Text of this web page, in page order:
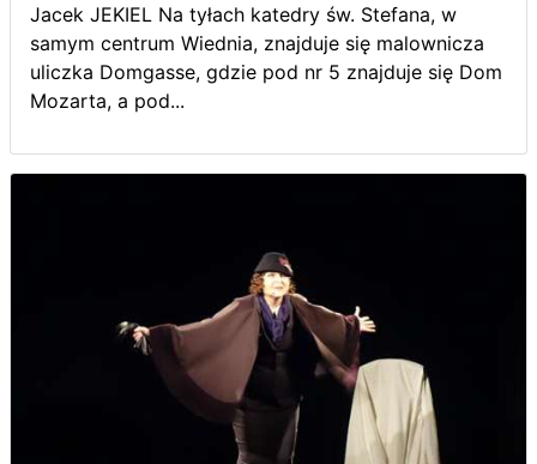
Jacek JEKIEL Na tyłach katedry św. Stefana, w
samym centrum Wiednia, znajduje się malownicza
uliczka Domgasse, gdzie pod nr 5 znajduje się Dom
Mozarta, a pod...